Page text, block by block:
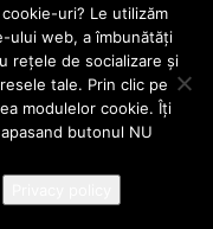
uri? Le utilizăm
ului web, a îmbunătăţi
reţele de socializare şi
tale. Prin clic pe
modulelor cookie. Îţi
butonul NU